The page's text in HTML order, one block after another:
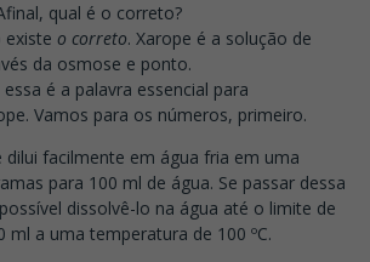
qual é o correto?
existe o correto. Xarope é a solução de
da osmose e ponto.
é a palavra essencial para
Vamos para os números, primeiro.
dilui facilmente em água fria em uma
para 100 ml de água. Se passar dessa
dissolvê-lo na água até o limite de
ml a uma temperatura de 100 ºC.